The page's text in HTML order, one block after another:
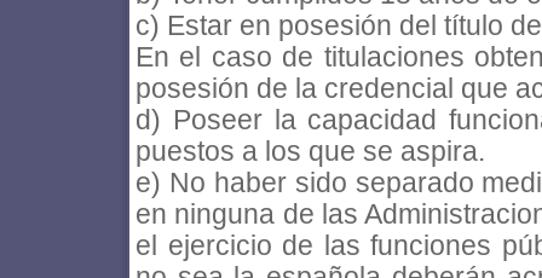
c) Estar en posesión del título
En el caso de titulaciones
posesión de la credencial que
d) Poseer la capacidad
puestos a los que se aspira.
e) No haber sido separado
en ninguna de las
el ejercicio de las funciones